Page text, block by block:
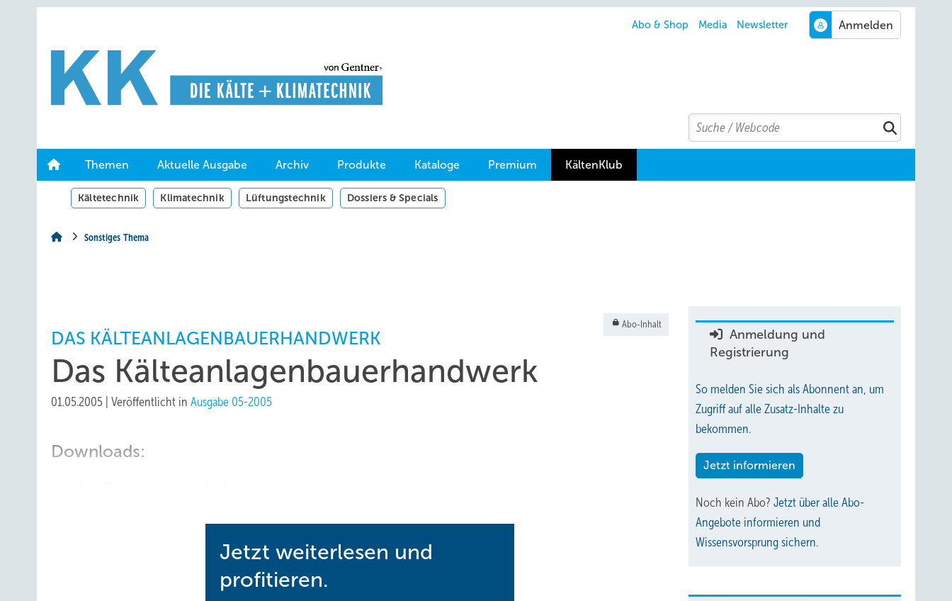
Hauptinhalt
Hauptmenü
Abo & Shop Media Newsletter
Search
Suchen
Themen Aktuelle Ausgabe Archiv Produkte Kataloge Premium KältenKlub
Kältetechnik Klimatechnik Lüftungstechnik Dossiers & Specials
Sonstiges Thema
Abo-Inhalt
DAS KÄLTEANLAGENBAUERHANDWERK
Das Kälteanlagenbauerhandwerk
01.05.2005 Veröffentlicht in Ausgabe 05-2005
Downloads:
Jetzt weiterlesen und
profitieren.
Anmeldung und
Registrierung
So melden Sie sich als Abonnent an, um
Zugriff auf alle Zusatz-Inhalte zu
bekommen.
Jetzt informieren
Noch kein Abo? Jetzt über alle Abo-
Angebote informieren und
Wissensvorsprung sichern.